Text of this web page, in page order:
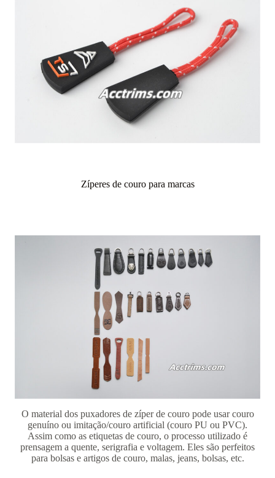
Zíperes de couro para marcas
O material dos puxadores de zíper de couro pode usar couro
genuíno ou imitação/couro artificial (couro PU ou PVC).
Assim como as etiquetas de couro, o processo utilizado é
prensagem a quente, serigrafia e voltagem. Eles são perfeitos
para bolsas e artigos de couro, malas, jeans, bolsas, etc.